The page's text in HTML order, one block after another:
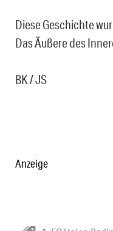
Diese Geschichte
Das Äußere des
BK / JS
Anzeige